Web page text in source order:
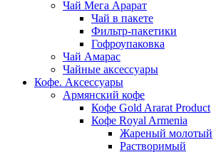
Чай Мега Арарат
Чай в пакете
Фильтр-пакетики
Гофроупаковка
Чай Амарас
Чайные аксессуары
Кофе. Аксессуары
Армянский кофе
Кофе Gold Ararat Product
Кофе Royal Armenia
Жареный молотый
Растворимый